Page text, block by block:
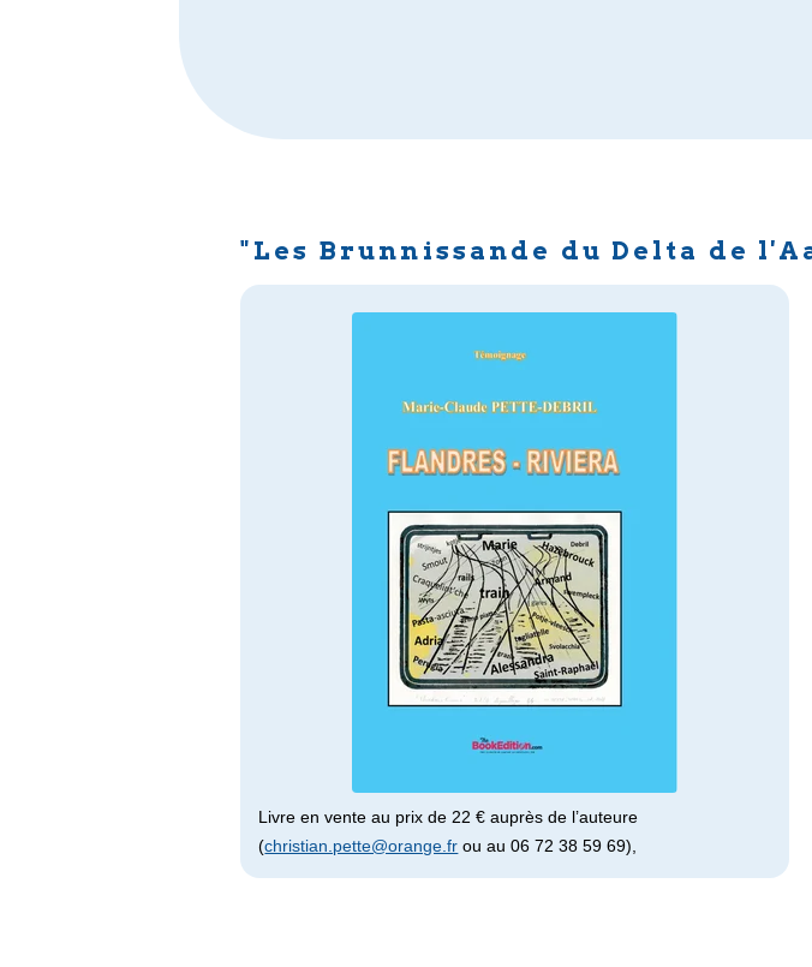
"Les Brunnissande du Delta de
Livre en vente au prix de 22 € auprès de l’auteure
(christian.pette@orange.fr ou au 06 72 38 59 69),